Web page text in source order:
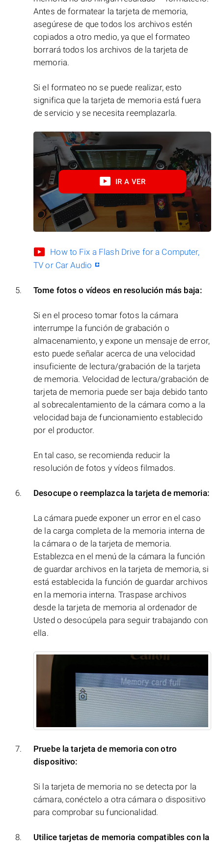
Antes de formatear la tarjeta de memoria,
asegúrese de que todos los archivos estén
copiados a otro medio, ya que el formateo
borrará todos los archivos de la tarjeta de
memoria.
Si el formateo no se puede realizar, esto
significa que la tarjeta de memoria está fuera
de servicio y se necesita reemplazarla.
IR A VER
How to Fix a Flash Drive for a Computer,
TV or Car Audio
Tome fotos o vídeos en resolución más baja:
Si en el proceso tomar fotos la cámara
interrumpe la función de grabación o
almacenamiento, y expone un mensaje de error,
esto puede señalar acerca de una velocidad
insuficiente de lectura/grabación de la tarjeta
de memoria. Velocidad de lectura/grabación de
tarjeta de memoria puede ser baja debido tanto
al sobrecalentamiento de la cámara como a la
velocidad baja de funcionamiento establecido
por el productor.
En tal caso, se recomienda reducir la
resolución de fotos y vídeos filmados.
Desocupe o reemplazca la tarjeta de memoria:
La cámara puede exponer un error en el caso
de la carga completa de la memoria interna de
la cámara o de la tarjeta de memoria.
Establezca en el menú de la cámara la función
de guardar archivos en la tarjeta de memoria, si
está establecida la función de guardar archivos
en la memoria interna. Traspase archivos
desde la tarjeta de memoria al ordenador de
Usted o desocúpela para seguir trabajando con
ella.
Pruebe la tarjeta de memoria con otro
dispositivo:
Si la tarjeta de memoria no se detecta por la
cámara, conéctelo a otra cámara o dispositivo
para comprobar su funcionalidad.
Utilice tarjetas de memoria compatibles con la